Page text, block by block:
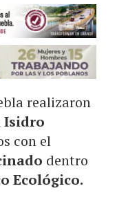
realizaron
Isidro
con el
dentro
Ecológico.